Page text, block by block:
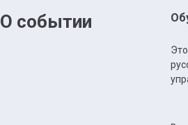
О событии